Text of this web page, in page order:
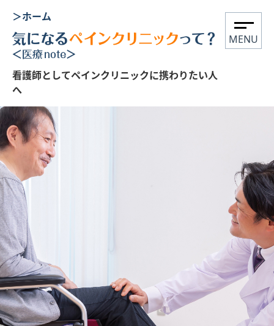
＞ホーム
看護師としてペインクリニックに携わりたい人
へ
MENU